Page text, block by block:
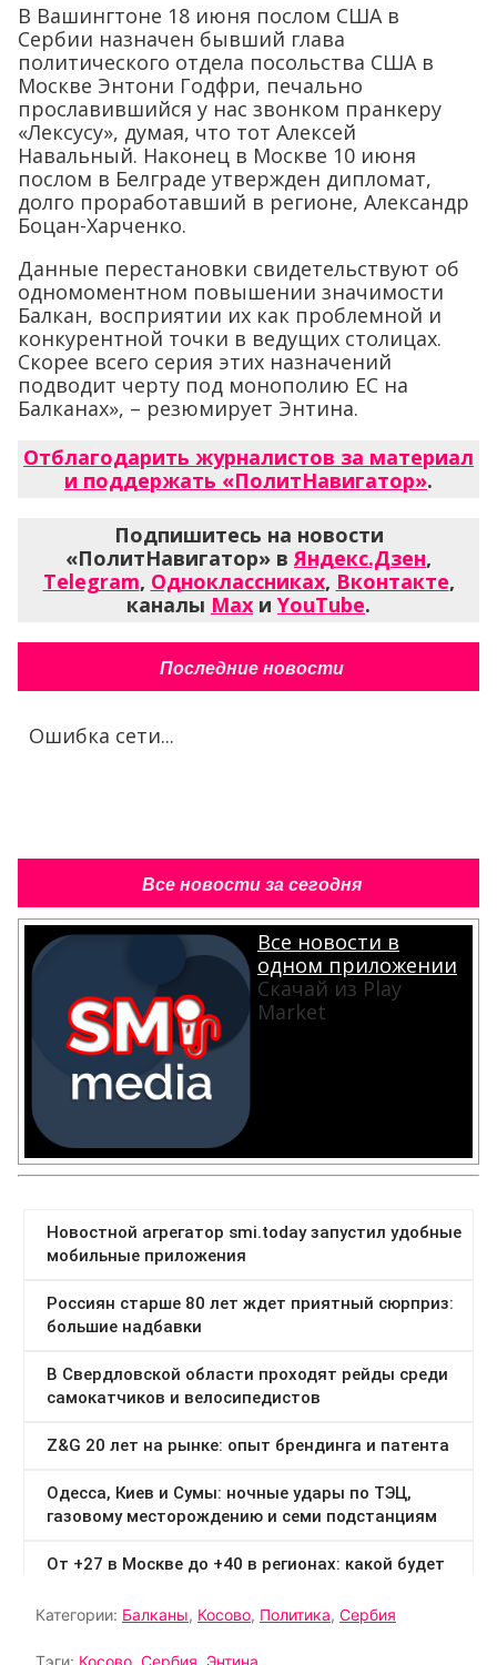
В Вашингтоне 18 июня послом США в
Сербии назначен бывший глава
политического отдела посольства США в
Москве Энтони Годфри, печально
прославившийся у нас звонком пранкеру
«Лексусу», думая, что тот Алексей
Навальный. Наконец в Москве 10 июня
послом в Белграде утвержден дипломат,
долго проработавший в регионе, Александр
Боцан-Харченко.
Данные перестановки свидетельствуют об
одномоментном повышении значимости
Балкан, восприятии их как проблемной и
конкурентной точки в ведущих столицах.
Скорее всего серия этих назначений
подводит черту под монополию ЕС на
Балканах», – резюмирует Энтина.
Отблагодарить журналистов за материал
и поддержать «ПолитНавигатор».
Подпишитесь на новости
«ПолитНавигатор» вЯндекс.Дзен,
Telegram, Одноклассниках, Вконтакте,
каналы Max и YouTube.
Последние новости
Ошибка сети...
Все новости за сегодня
Все новости в
одном приложении
Скачай из Play
Market
Категории: Балканы, Косово, Политика, Сербия
Тэги: Косово Сербия Энтина